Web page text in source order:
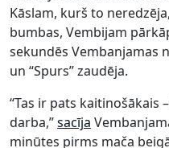
Kāslam, kurš to
bumbas, Vembijam
sekundēs Vembanjamas
un “Spurs” zaudēja.
“Tas ir pats kaitinošākais
darba,”sacīja
minūtes pirms mača